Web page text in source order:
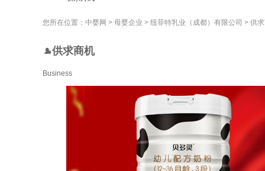
您所在位置： 中婴网 > 母婴企业 > 纽菲特乳业（成都）有限公司 > 供
供求商机
Business